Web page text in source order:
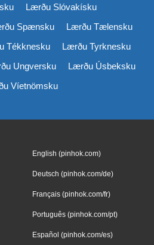
Lærðu Slóvakísku
Spænsku
Lærðu Tælensku
Tékknesku
Lærðu Tyrknesku
Ungversku
Lærðu Úsbeksku
Víetnömsku
English (pinhok.com)
Deutsch (pinhok.com/de)
Français (pinhok.com/fr)
Português (pinhok.com/pt)
Español (pinhok.com/es)